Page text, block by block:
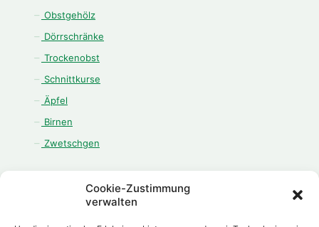
Cookie-Zustimmung
verwalten
Obstgehölz
Dörrschränke
Trockenobst
Schnittkurse
Äpfel
Birnen
Zwetschgen
ÖFFNUNGSZEITEN